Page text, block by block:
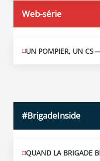
Web-série
MAI
10
UN POMPIER, UN CS
#BrigadeInside
QUAND LA BRIGADE